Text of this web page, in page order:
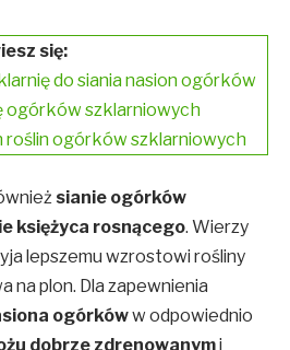
się:
do siania nasion ogórków
ogórków szklarniowych
roślin ogórków szklarniowych
sianie ogórków
księżyca rosnącego. Wierzy
lepszemu wzrostowi rośliny
na plon. Dla zapewnienia
ogórkóww odpowiednio
dobrze zdrenowanymi